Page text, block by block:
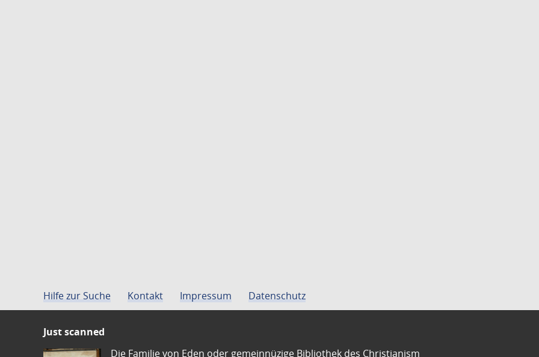
Hilfe zur Suche Kontakt Impressum Datenschutz
Just scanned
Die Familie von Eden oder gemeinnüzige Bibliothek des Christianism